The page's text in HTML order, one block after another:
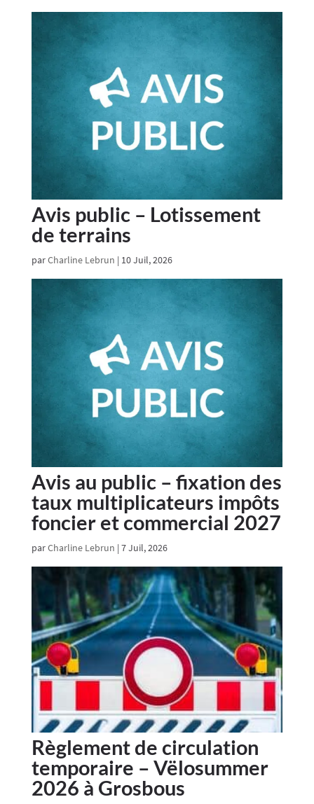
Avis public – Lotissement
de terrains
parCharline Lebrun | 10 Juil, 2026
Avis au public – fixation des
taux multiplicateurs impôts
foncier et commercial 2027
parCharline Lebrun | 7 Juil, 2026
Règlement de circulation
temporaire – Vëlosummer
2026 à Grosbous